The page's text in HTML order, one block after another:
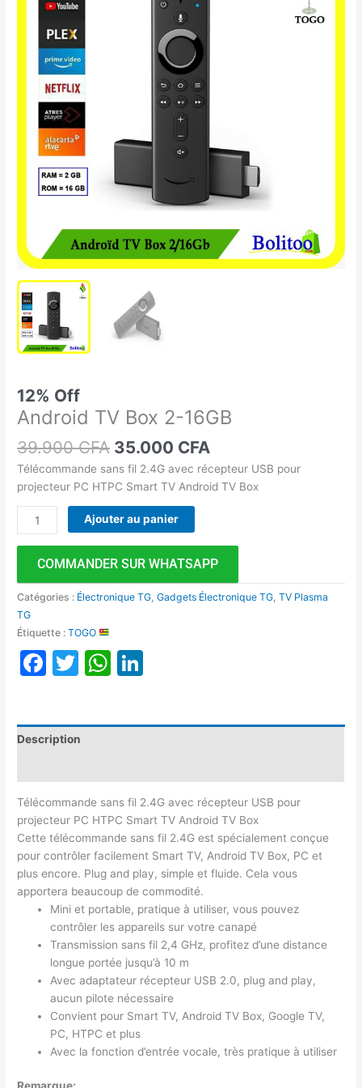
12% Off
Android TV Box 2-16GB
39.900CFA
39.900 CFA.
35.000 CFA
35.000 CFA.
Télécommande sans fil 2.4G avec récepteur USB pour
projecteur PC HTPC Smart TV Android TV Box
Ajouter au panier
COMMANDER SUR WHATSAPP
Catégories : Électronique TG,Gadgets Électronique TG,TV Plasma
TG
Étiquette :TOGO
Facebook
TwitterWhatsApp
Description
Télécommande sans fil 2.4G avec récepteur USB pour
projecteur PC HTPC Smart TV Android TV Box
Cette télécommande sans fil 2.4G est spécialement conçue
pour contrôler facilement Smart TV, Android TV Box, PC et
plus encore. Plug and play, simple et fluide. Cela vous
apportera beaucoup de commodité.
Mini et portable, pratique à utiliser, vous pouvez
contrôler les appareils sur votre canapé
Transmission sans fil 2,4 GHz, profitez d’une distance
longue portée jusqu’à 10 m
Avec adaptateur récepteur USB 2.0, plug and play,
aucun pilote nécessaire
Convient pour Smart TV, Android TV Box, Google TV,
PC, HTPC et plus
Avec la fonction d’entrée vocale, très pratique à utiliser